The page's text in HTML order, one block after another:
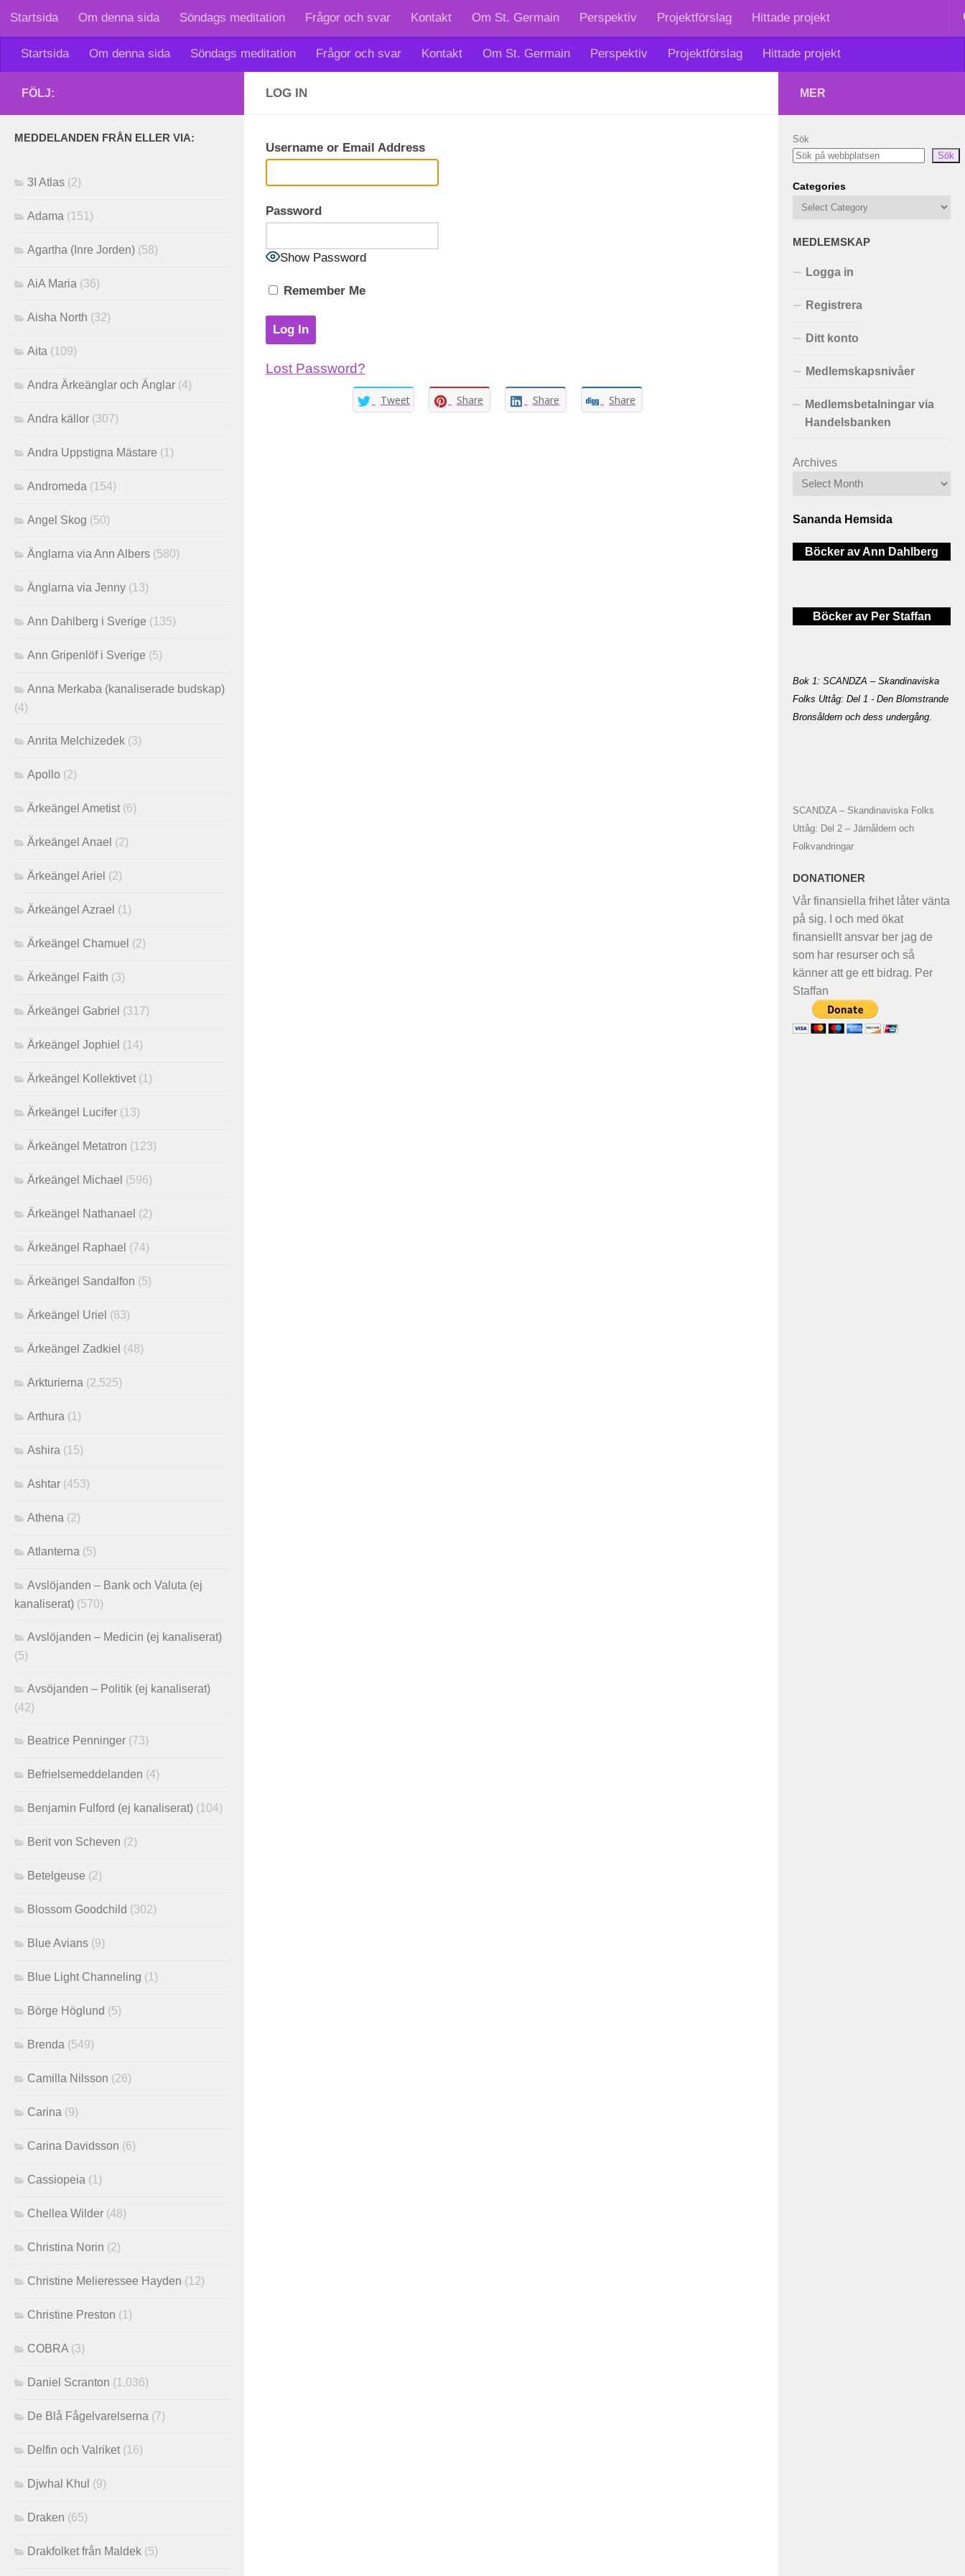
Skip to content
Startsida Om denna sida Söndags meditation Frågor och svar Kontakt Om St. Germain Perspektiv Projektförslag Hittade projekt
Startsida Om denna sida Söndags meditation Frågor och svar Kontakt Om St. Germain Perspektiv Projektförslag Hittade projekt
LOG IN
Username or Email Address
Password
Show Password
Remember Me
Lost Password?
Tweet Share Share Share
FÖLJ:
MEDDELANDEN FRÅN ELLER VIA:
3I Atlas (2)
Adama (151)
Agartha (Inre Jorden) (58)
AiA Maria (36)
Aisha North (32)
Aita (109)
Andra Ärkeänglar och Änglar (4)
Andra källor (307)
Andra Uppstigna Mästare (1)
Andromeda (154)
Angel Skog (50)
Änglarna via Ann Albers (580)
Änglarna via Jenny (13)
Ann Dahlberg i Sverige (135)
Ann Gripenlöf i Sverige (5)
Anna Merkaba (kanaliserade budskap)
(4)
Anrita Melchizedek (3)
Apollo (2)
Ärkeängel Ametist (6)
Ärkeängel Anael (2)
Ärkeängel Ariel (2)
Ärkeängel Azrael (1)
Ärkeängel Chamuel (2)
Ärkeängel Faith (3)
Ärkeängel Gabriel (317)
Ärkeängel Jophiel (14)
Ärkeängel Kollektivet (1)
Ärkeängel Lucifer (13)
Ärkeängel Metatron (123)
Ärkeängel Michael (596)
Ärkeängel Nathanael (2)
Ärkeängel Raphael (74)
Ärkeängel Sandalfon (5)
Ärkeängel Uriel (83)
Ärkeängel Zadkiel (48)
Arkturierna (2,525)
Arthura (1)
Ashira (15)
Ashtar (453)
Athena (2)
Atlanterna (5)
Avslöjanden – Bank och Valuta (ej
kanaliserat) (570)
Avslöjanden – Medicin (ej kanaliserat)
(5)
Avsöjanden – Politik (ej kanaliserat)
(42)
Beatrice Penninger (73)
Befrielsemeddelanden (4)
Benjamin Fulford (ej kanaliserat) (104)
Berit von Scheven (2)
Betelgeuse (2)
Blossom Goodchild (302)
Blue Avians (9)
Blue Light Channeling (1)
Börge Höglund (5)
Brenda (549)
Camilla Nilsson (26)
Carina (9)
Carina Davidsson (6)
Cassiopeia (1)
Chellea Wilder (48)
Christina Norin (2)
Christine Melieressee Hayden (12)
Christine Preston (1)
COBRA (3)
Daniel Scranton (1,036)
De Blå Fågelvarelserna (7)
Delfin och Valriket (16)
Djwhal Khul (9)
Draken (65)
Drakfolket från Maldek (5)
MER
Sök
Sök
Categories
MEDLEMSKAP
Logga in
Registrera
Ditt konto
Medlemskapsnivåer
Medlemsbetalningar via
Handelsbanken
Archives
Sananda Hemsida
Böcker av Ann Dahlberg
Böcker av Per Staffan
Bok 1: SCANDZA – Skandinaviska
Folks Uttåg: Del 1 - Den Blomstrande
Bronsåldern och dess undergång.
SCANDZA – Skandinaviska Folks
Uttåg: Del 2 – Järnåldern och
Folkvandringar
DONATIONER
Vår finansiella frihet låter vänta
på sig. I och med ökat
finansiellt ansvar ber jag de
som har resurser och så
känner att ge ett bidrag. Per
Staffan